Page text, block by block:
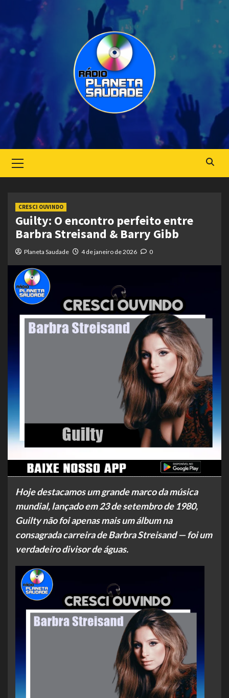
Menu
CRESCI OUVINDO
Guilty: O encontro perfeito entre
Barbra Streisand & Barry Gibb
Planeta Saudade 4 de janeiro de 2026 0
Hoje destacamos um grande marco da música
mundial, lançado em 23 de setembro de 1980,
Guilty não foi apenas mais um álbum na
consagrada carreira de Barbra Streisand — foi um
verdadeiro divisor de águas.